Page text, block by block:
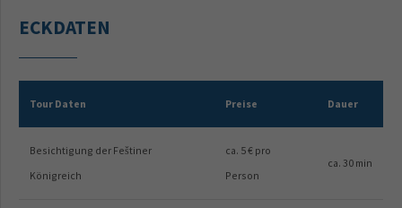
ECKDATEN
Tour Daten Preise Dauer
Besichtigung der Feštiner
Königreich
ca. 5 € pro
Person
ca. 30 min